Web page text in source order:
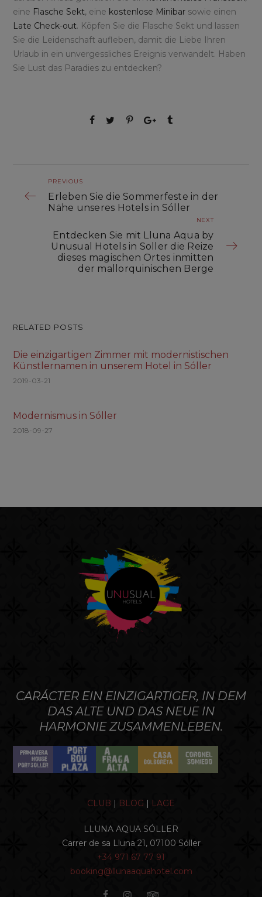
eine Flasche Sekt, eine kostenlose Minibar sowie einen
Late Check-out. Köpfen Sie die Flasche Sekt und lassen
Sie die Leidenschaft aufleben, damit die Liebe Ihren
Urlaub in ein unvergessliches Ereignis verwandelt. Haben
Sie Lust das Paradies zu entdecken?
PREVIOUS
Erleben Sie die Sommerfeste in der
Nähe unseres Hotels in Sóller
NEXT
Entdecken Sie mit Lluna Aqua by
Unusual Hotels in Soller die Reize
dieses magischen Ortes inmitten
der mallorquinischen Berge
RELATED POSTS
Die einzigartigen Zimmer mit modernistischen
Künstlernamen in unserem Hotel in Sóller
2019-03-21
Modernismus in Sóller
2018-09-27
CARÁCTER EIN EINZIGARTIGER, IN DEM
DAS ALTE UND DAS NEUE IN
HARMONIE ZUSAMMENLEBEN.
CLUB | BLOG | LAGE
LLUNA AQUA SÓLLER
Carrer de sa Lluna 21, 07100 Sóller
+34 971 67 77 91
booking@llunaaquahotel.com